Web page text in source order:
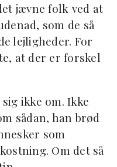
jævne folk ved at
som de så
lejligheder. For
at der er forskel
ikke om. Ikke
sådan, han brød
som
Om det så